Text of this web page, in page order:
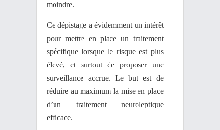
moindre.
Ce dépistage a évidemment un intérêt
pour mettre en place un traitement
spécifique lorsque le risque est plus
élevé, et surtout de proposer une
surveillance accrue. Le but est de
réduire au maximum la mise en place
d’un traitement neuroleptique
efficace.